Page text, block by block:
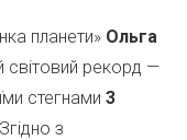
планети» Ольга
світовий рекорд —
стегнами 3
з